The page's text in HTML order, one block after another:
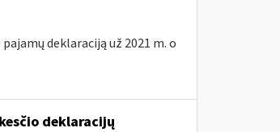
deklaraciją už 2021 m. o
deklaracijų